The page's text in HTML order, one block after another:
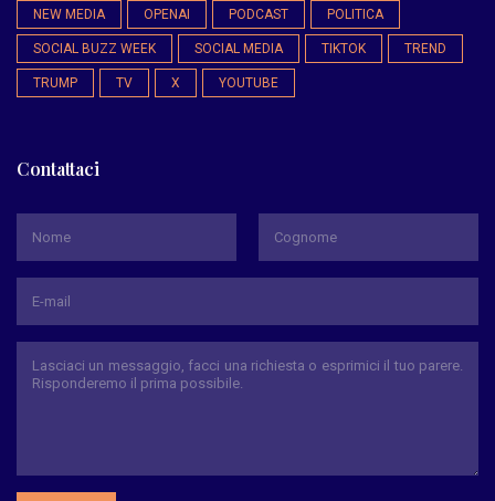
NEW MEDIA OPENAI PODCAST POLITICA
SOCIAL BUZZ WEEK SOCIAL MEDIA TIKTOK TREND
TRUMP TV X YOUTUBE
Contattaci